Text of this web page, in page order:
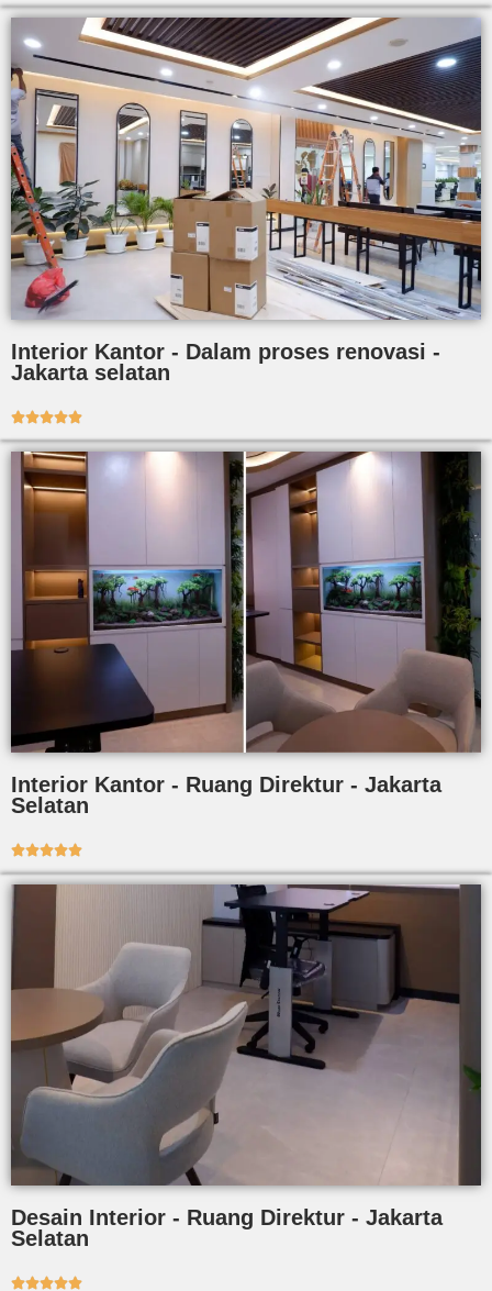
Interior Kantor - Dalam proses renovasi -
Jakarta selatan

Interior Kantor - Ruang Direktur - Jakarta
Selatan

Desain Interior - Ruang Direktur - Jakarta
Selatan
